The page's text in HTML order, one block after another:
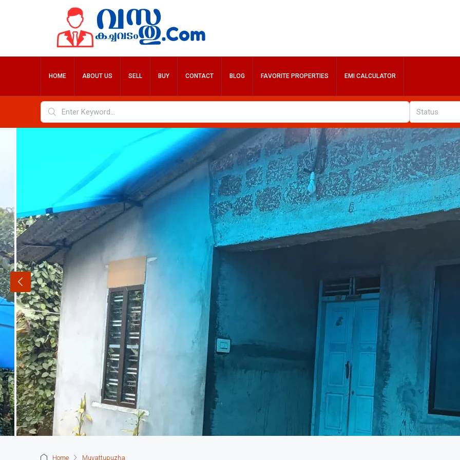
HOME ABOUT US SELL BUY CONTACT BLOG FAVORITE PROPERTIES EMI CALCULATOR
Status
Home Muvattupuzha